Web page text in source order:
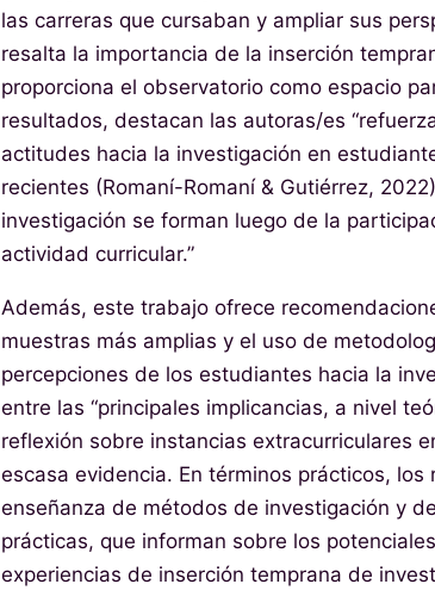
las carreras que cursaban y ampliar sus
resalta la importancia de la inserción
proporciona el observatorio como espacio
resultados, destacan las autoras/es
actitudes hacia la investigación en
recientes (Romaní-Romaní & Gutiérrez,
investigación se forman luego de la
actividad curricular.”
Además, este trabajo ofrece
muestras más amplias y el uso de
percepciones de los estudiantes hacia la
entre las “principales implicancias, a nivel
reflexión sobre instancias extracurriculares
escasa evidencia. En términos prácticos,
enseñanza de métodos de investigación y
prácticas, que informan sobre los
experiencias de inserción temprana de